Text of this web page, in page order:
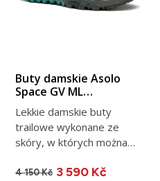
Buty damskie Asolo
Space GV ML
Petroleum
Lekkie damskie buty
trailowe wykonane ze
skóry, w których można
codziennego....
4 150 Kč 3 590 Kč